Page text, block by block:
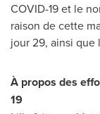
COVID-19 et le
raison de cette
jour 29, ainsi
À propos des
19